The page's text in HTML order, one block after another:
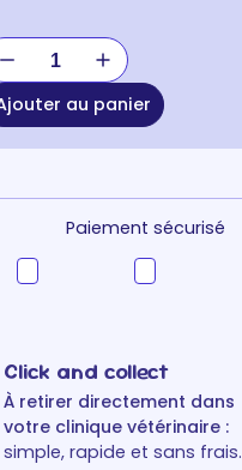
au panier
Paiement sécurisé
Click and collect
À retirer directement dans
votre clinique vétérinaire :
simple, rapide et sans frais.